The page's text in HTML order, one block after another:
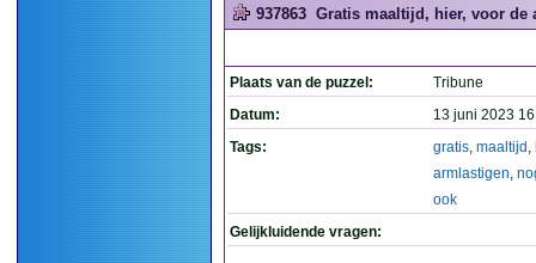
937863 Gratis maaltijd, hier, voor de
Plaats van de puzzel:
Tribune
Datum:
13 juni 2023
Tags:
gratis, maaltijd ,
armlastigen,
ook
Gelijkluidende vragen: